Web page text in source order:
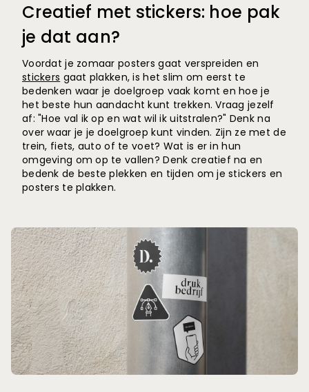
Creatief met stickers: hoe pak
je dat aan?
Voordat je zomaar posters gaat verspreiden en
stickers gaat plakken, is het slim om eerst te
bedenken waar je doelgroep vaak komt en hoe je
het beste hun aandacht kunt trekken. Vraag jezelf
af: "Hoe val ik op en wat wil ik uitstralen?" Denk na
over waar je je doelgroep kunt vinden. Zijn ze met de
trein, fiets, auto of te voet? Wat is er in hun
omgeving om op te vallen? Denk creatief na en
bedenk de beste plekken en tijden om je stickers en
posters te plakken.